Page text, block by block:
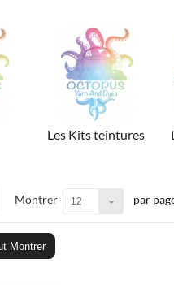
Les Kits teintures
Montrer 12 par
Montrer